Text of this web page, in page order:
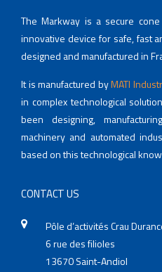
The Markway is a secure
innovative device for safe, fast
designed and manufactured in
It is manufactured byMATI
in complex technological
been designing,
machinery and automated
based on this technological
CONTACT US
Pôle d’activités Crau
6 rue des filioles
13670 Saint-Andiol